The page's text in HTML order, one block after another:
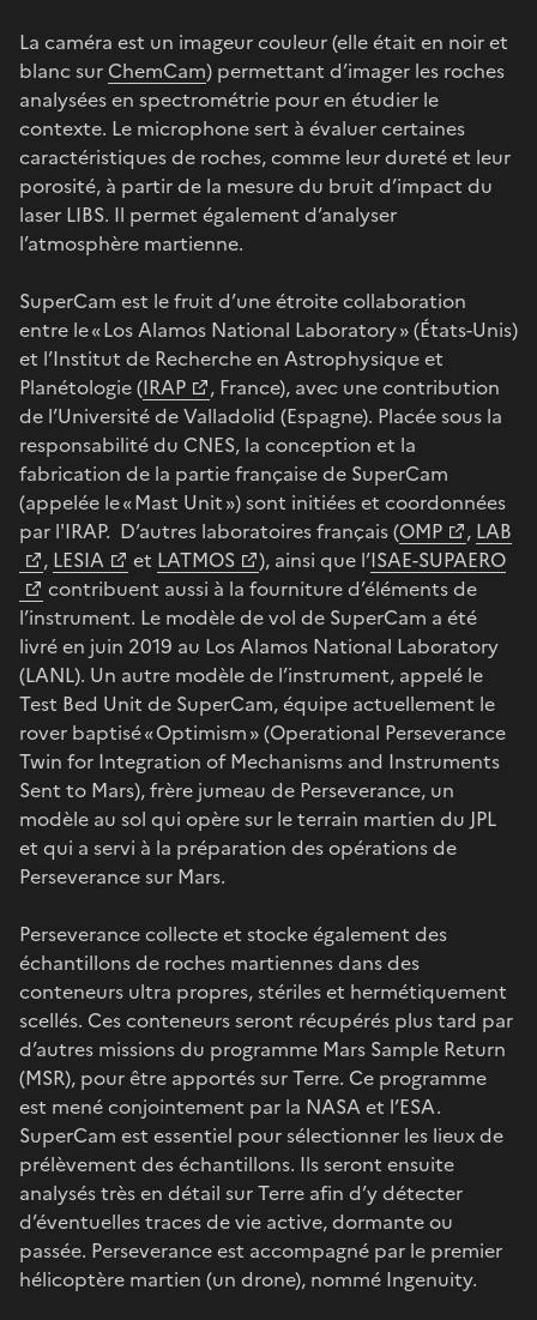
La caméra est un imageur couleur (elle était en noir et
blanc sur ChemCam) permettant d’imager les roches
analysées en spectrométrie pour en étudier le
contexte. Le microphone sert à évaluer certaines
caractéristiques de roches, comme leur dureté et leur
porosité, à partir de la mesure du bruit d’impact du
laser LIBS. Il permet également d’analyser
l’atmosphère martienne.
SuperCam est le fruit d’une étroite collaboration
entre le « Los Alamos National Laboratory » (États-Unis)
et l’Institut de Recherche en Astrophysique et
Planétologie (IRAP
, France), avec une contribution
de l’Université de Valladolid (Espagne). Placée sous la
responsabilité du CNES, la conception et la
fabrication de la partie française de SuperCam
(appelée le « Mast Unit ») sont initiées et coordonnées
par l'IRAP. D’autres laboratoires français (OMP , LAB
, LESIA et LATMOS ), ainsi que l’ISAE-SUPAERO
contribuent aussi à la fourniture d’éléments de
l’instrument. Le modèle de vol de SuperCam a été
livré en juin 2019 au Los Alamos National Laboratory
(LANL). Un autre modèle de l’instrument, appelé le
Test Bed Unit de SuperCam, équipe actuellement le
rover baptisé « Optimism » (Operational Perseverance
Twin for Integration of Mechanisms and Instruments
Sent to Mars), frère jumeau de Perseverance, un
modèle au sol qui opère sur le terrain martien du JPL
et qui a servi à la préparation des opérations de
Perseverance sur Mars.
Perseverance collecte et stocke également des
échantillons de roches martiennes dans des
conteneurs ultra propres, stériles et hermétiquement
scellés. Ces conteneurs seront récupérés plus tard par
d’autres missions du programme Mars Sample Return
(MSR), pour être apportés sur Terre. Ce programme
est mené conjointement par la NASA et l’ESA.
SuperCam est essentiel pour sélectionner les lieux de
prélèvement des échantillons. Ils seront ensuite
analysés très en détail sur Terre afin d’y détecter
d’éventuelles traces de vie active, dormante ou
passée. Perseverance est accompagné par le premier
hélicoptère martien (un drone), nommé Ingenuity.